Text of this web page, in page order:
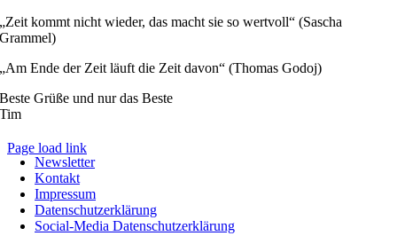
„Zeit kommt nicht wieder, das macht sie so wertvoll“ (Sascha
Grammel)
„Am Ende der Zeit läuft die Zeit davon“ (Thomas Godoj)
Beste Grüße und nur das Beste
Tim
Newsletter
Kontakt
Impressum
Datenschutzerklärung
Social-Media Datenschutzerklärung
Page load link
Nach
oben